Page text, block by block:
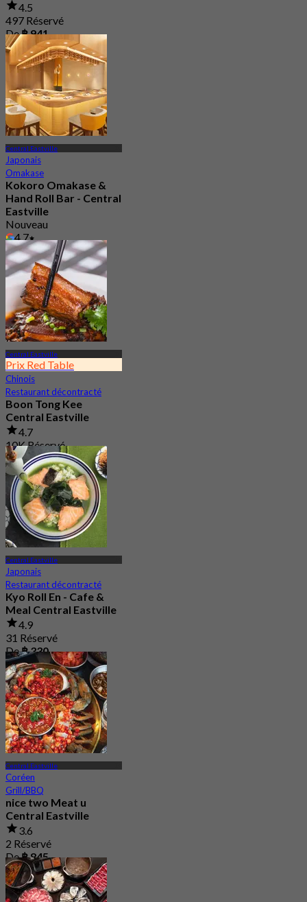
4.5
497 Réservé
De฿ 941
Central Eastville
Japonais
Omakase
Kokoro Omakase &
Hand Roll Bar - Central
Eastville
Nouveau
4.7
De฿ 1,290
Central Eastville
Prix Red Table
Chinois
Restaurant décontracté
Boon Tong Kee
Central Eastville
4.7
10K Réservé
De฿ 362.5
Central Eastville
Japonais
Restaurant décontracté
Kyo Roll En - Cafe &
Meal Central Eastville
4.9
31 Réservé
De฿ 330
Central Eastville
Coréen
Grill/BBQ
nice two Meat u
Central Eastville
3.6
2 Réservé
De฿ 845